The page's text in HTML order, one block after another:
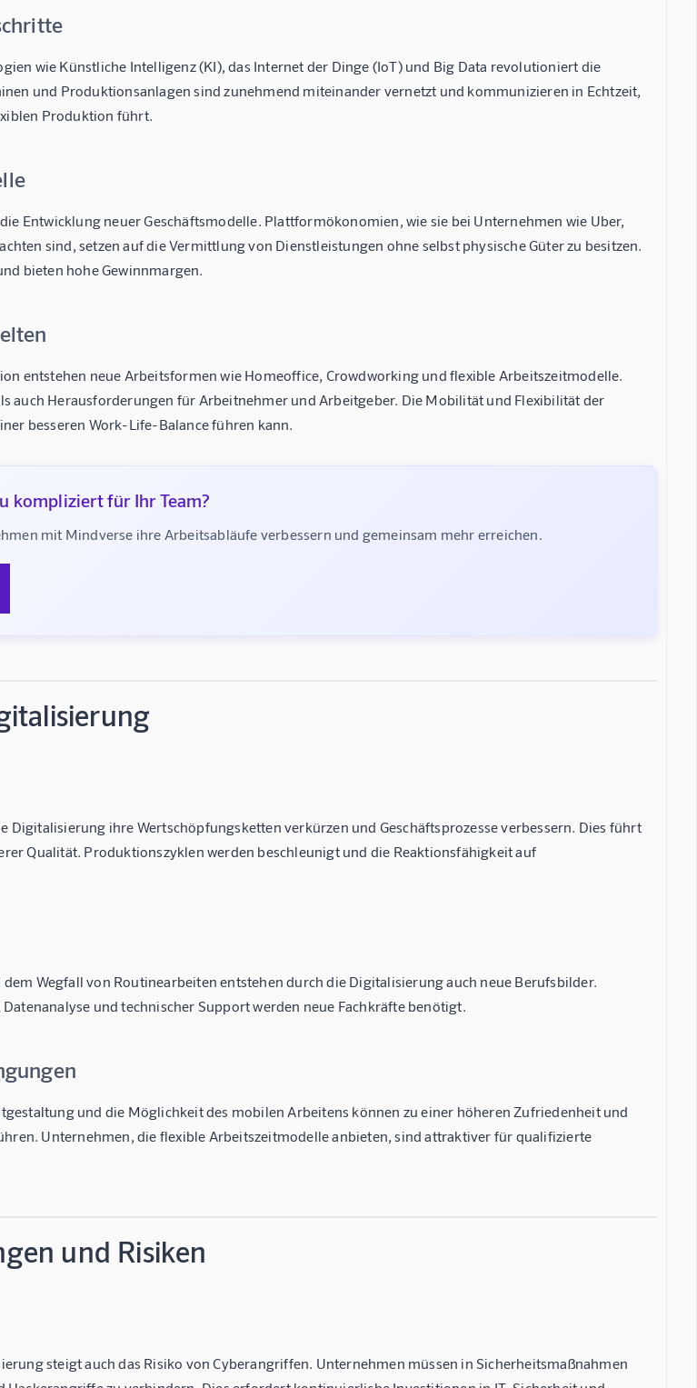
wie Künstliche Intelligenz (KI), das Internet der Dinge (IoT) und Big Data revolutioniert die
und Produktionsanlagen sind zunehmend miteinander vernetzt und kommunizieren in Echtzeit,
Produktion führt.
Entwicklung neuer Geschäftsmodelle. Plattformökonomien, wie sie bei Unternehmen wie Uber,
sind, setzen auf die Vermittlung von Dienstleistungen ohne selbst physische Güter zu besitzen.
bieten hohe Gewinnmargen.
entstehen neue Arbeitsformen wie Homeoffice, Crowdworking und flexible Arbeitszeitmodelle.
auch Herausforderungen für Arbeitnehmer und Arbeitgeber. Die Mobilität und Flexibilität der
besseren Work-Life-Balance führen kann.
kompliziert für Ihr Team?
mit Mindverse ihre Arbeitsabläufe verbessern und gemeinsam mehr erreichen.
Digitalisierung ihre Wertschöpfungsketten verkürzen und Geschäftsprozesse verbessern. Dies führt
Qualität. Produktionszyklen werden beschleunigt und die Reaktionsfähigkeit auf
Wegfall von Routinearbeiten entstehen durch die Digitalisierung auch neue Berufsbilder.
und technischer Support werden neue Fachkräfte benötigt.
und die Möglichkeit des mobilen Arbeitens können zu einer höheren Zufriedenheit und
Unternehmen, die flexible Arbeitszeitmodelle anbieten, sind attraktiver für qualifizierte
und Risiken
steigt auch das Risiko von Cyberangriffen. Unternehmen müssen in Sicherheitsmaßnahmen